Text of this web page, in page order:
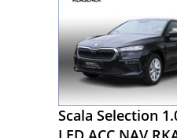
Scala Selection